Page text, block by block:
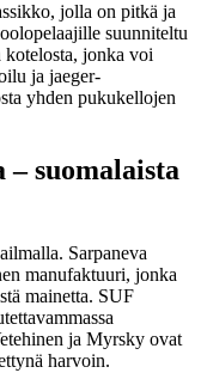
jolla on pitkä ja
suunniteltu
kotelosta, jonka voi
ja jaeger-
yhden pukukellojen
– suomalaista
Sarpaneva
manufaktuuri, jonka
mainetta. SUF
ja Myrsky ovat
harvoin.